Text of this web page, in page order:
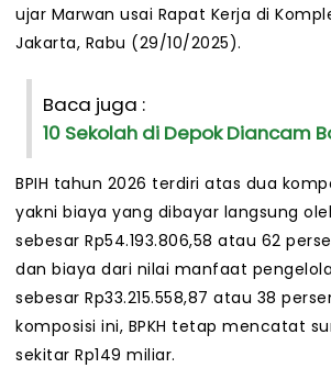
ujar Marwan usai Rapat Kerja di
Jakarta, Rabu (29/10/2025).
Baca juga :
10 Sekolah di Depok Diancam
BPIH tahun 2026 terdiri atas dua
yakni biaya yang dibayar langsung
sebesar Rp54.193.806,58 atau 62
dan biaya dari nilai manfaat
sebesar Rp33.215.558,87 atau 38
komposisi ini, BPKH tetap mencatat
sekitar Rp149 miliar.